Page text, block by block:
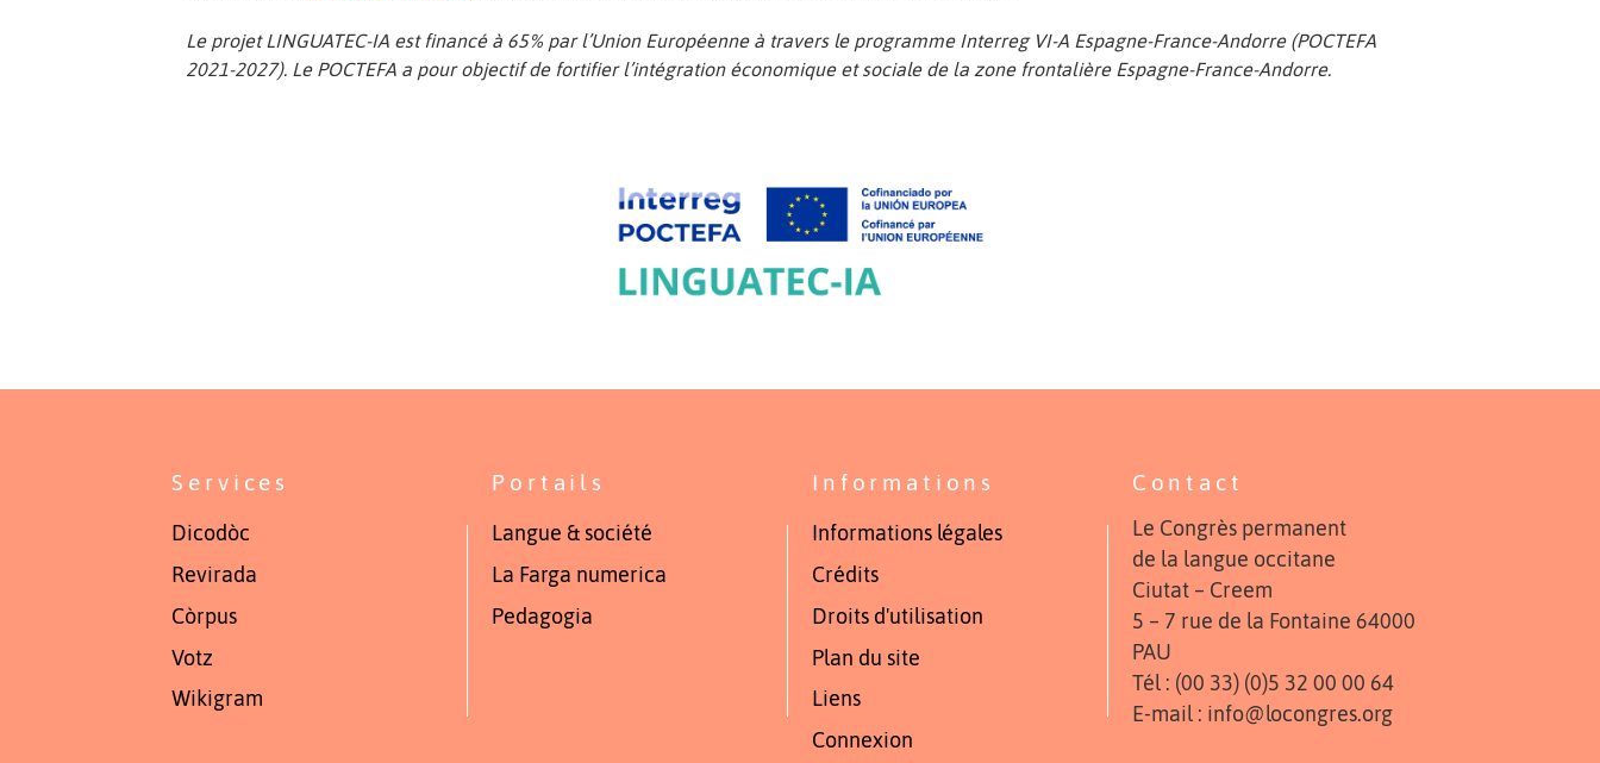
Le projet LINGUATEC-IA est financé à 65% par l’Union Européenne à travers le programme Interreg VI-A Espagne-France-Andorre (POCTEFA
2021-2027). Le POCTEFA a pour objectif de fortifier l’intégration économique et sociale de la zone frontalière Espagne-France-Andorre.
Services
Dicodòc
Revirada
Còrpus
Votz
Wikigram
Portails
Langue & société
La Farga numerica
Pedagogia
Informations
Informations légales
Crédits
Droits d'utilisation
Plan du site
Liens
Connexion
Contact
Le Congrès permanent
de la langue occitane
Ciutat – Creem
5 – 7 rue de la Fontaine 64000
PAU
Tél : (00 33) (0)5 32 00 00 64
E-mail : info@locongres.org